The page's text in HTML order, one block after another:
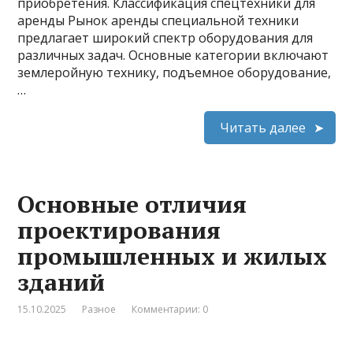
аренды Рынок аренды специальной техники
предлагает широкий спектр оборудования для
различных задач. Основные категории включают
землеройную технику, подъемное оборудование,
…
Читать далее
Основные отличия
проектирования
промышленных и жилых
зданий
15.10.2025 Разное Комментарии: 0